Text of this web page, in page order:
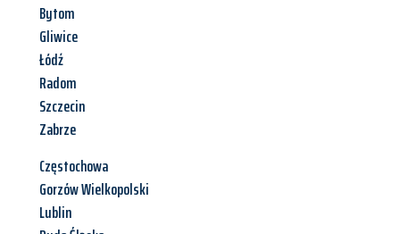
Bytom
Gliwice
Łódź
Radom
Szczecin
Zabrze
Częstochowa
Gorzów Wielkopolski
Lublin